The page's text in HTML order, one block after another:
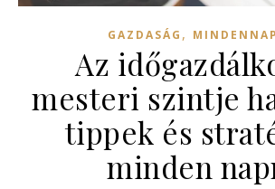
GAZDASÁG ,
Az
mesteri szintje
tippek és
minden